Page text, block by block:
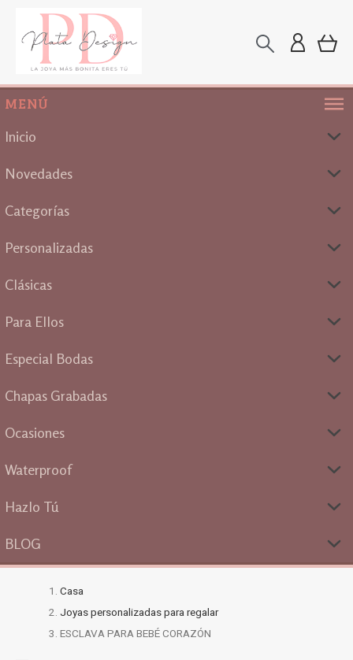
MENÚ
Inicio
Novedades
Categorías
Personalizadas
Clásicas
Para Ellos
Especial Bodas
Chapas Grabadas
Ocasiones
Waterproof
Hazlo Tú
BLOG
Casa
Joyas personalizadas para regalar
ESCLAVA PARA BEBÉ CORAZÓN